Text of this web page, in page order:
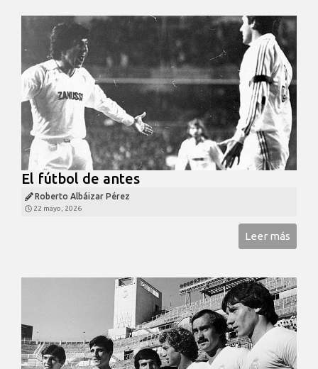
El fútbol de antes
Roberto Albáizar Pérez
22 mayo, 2026
Leer más